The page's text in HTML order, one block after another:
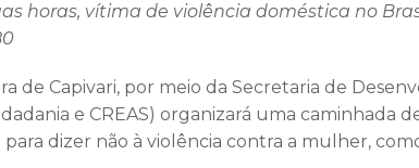
horas, vítima de violência doméstica no
de Capivari, por meio da Secretaria de
e CREAS) organizará uma caminhada
dizer não à violência contra a mulher,